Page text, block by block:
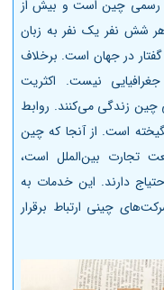
رسمی چین است و بیش از
هر شش نفر یک نفر به زبان
در جهان است. برخلاف
جغرافیایی نیست. اکثریت
چین زندگی می‌کنند. روابط
است. از آنجا که چین
تجارت بین‌الملل است،
دارند. این خدمات به
چینی ارتباط برقرار